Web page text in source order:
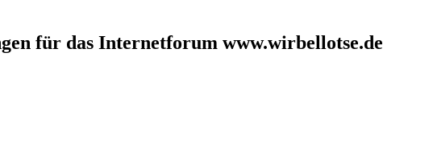
für das Internetforum www.wirbellotse.de